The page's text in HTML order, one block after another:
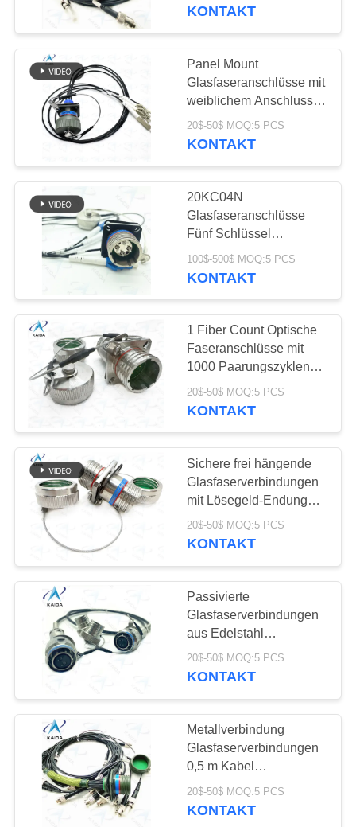
NEUIGKEITEN
RECHTSSACHEN
BITTE UM
ANGEBOT
SITEMAP
POLICY
DTL-26482 Serie Ii
KONTAKT
Panel Mount
Glasfaseranschlüsse mit
weiblichem Anschluss
Anbau Ausgedehnter
Strahl
20$-50$ MOQ:5 PCS
KONTAKT
20KC04N
Glasfaseranschlüsse
Fünf Schlüssel
ARINC801 Anschluss
Anti Misinsertion
100$-500$ MOQ:5 PCS
KONTAKT
1 Fiber Count Optische
Faseranschlüsse mit
1000 Paarungszyklen
der Verbindungsdauer
20$-50$ MOQ:5 PCS
KONTAKT
Sichere frei hängende
Glasfaserverbindungen
mit Lösegeld-Endung
und Montage in einem
hermetischen
20$-50$ MOQ:5 PCS
KONTAKT
Passivierte
Glasfaserverbindungen
aus Edelstahl
2*J599/26KB02B1N-8.0
((GD)
20$-50$ MOQ:5 PCS
KONTAKT
Metallverbindung
Glasfaserverbindungen
0,5 m Kabel
Glasfaserverbindung
20$-50$ MOQ:5 PCS
KONTAKT